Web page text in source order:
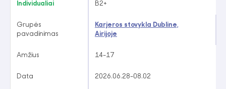
Individualiai B2+
Grupės
pavadinimas
Karjeros stovykla Dubline,
Airijoje
Amžius 14-17
Data 2026.06.28-08.02